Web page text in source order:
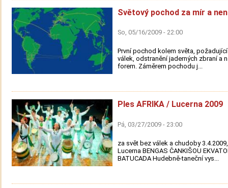
Světový pochod za mír a
So, 05/16/2009 - 22:00
První pochod kolem světa,
válek, odstranění jaderných zbraní a
forem. Záměrem pochodu j...
Ples AFRIKA / Lucerna 2009
Pá, 03/27/2009 - 23:00
za svět bez válek a chudoby
Lucerna BENGAS ČANKIŠOU
BATUCADA Hudebně-taneční vys...